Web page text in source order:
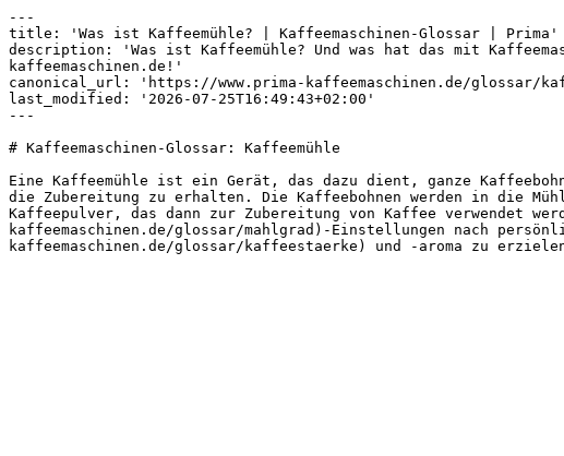
---
title: 'Was ist Kaffeemühle? | Kaffeemaschinen-Glossar | Prima'
description: 'Was ist Kaffeemühle? Und was hat das mit
kaffeemaschinen.de!'
canonical_url: 'https://www.prima-kaffeemaschinen.de/glossar/
last_modified: '2026-07-25T16:49:43+02:00'
---
# Kaffeemaschinen-Glossar: Kaffeemühle
Eine Kaffeemühle ist ein Gerät, das dazu dient, ganze
die Zubereitung zu erhalten. Die Kaffeebohnen werden in die
Kaffeepulver, das dann zur Zubereitung von Kaffee verwendet
kaffeemaschinen.de/glossar/mahlgrad)-Einstellungen nach